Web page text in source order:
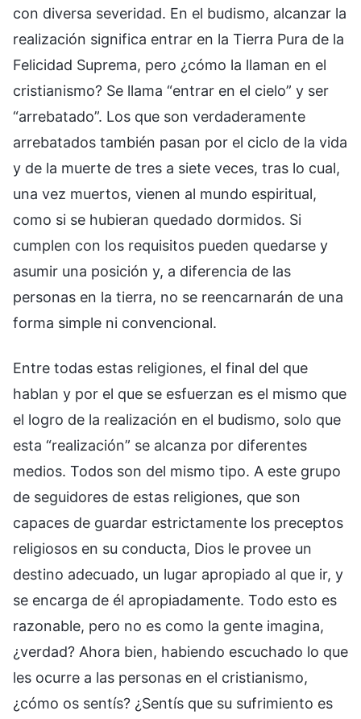
con diversa severidad. En el budismo, alcanzar la
realización significa entrar en la Tierra Pura de la
Felicidad Suprema, pero ¿cómo la llaman en el
cristianismo? Se llama “entrar en el cielo” y ser
“arrebatado”. Los que son verdaderamente
arrebatados también pasan por el ciclo de la vida
y de la muerte de tres a siete veces, tras lo cual,
una vez muertos, vienen al mundo espiritual,
como si se hubieran quedado dormidos. Si
cumplen con los requisitos pueden quedarse y
asumir una posición y, a diferencia de las
personas en la tierra, no se reencarnarán de una
forma simple ni convencional.
Entre todas estas religiones, el final del que
hablan y por el que se esfuerzan es el mismo que
el logro de la realización en el budismo, solo que
esta “realización” se alcanza por diferentes
medios. Todos son del mismo tipo. A este grupo
de seguidores de estas religiones, que son
capaces de guardar estrictamente los preceptos
religiosos en su conducta, Dios le provee un
destino adecuado, un lugar apropiado al que ir, y
se encarga de él apropiadamente. Todo esto es
razonable, pero no es como la gente imagina,
¿verdad? Ahora bien, habiendo escuchado lo que
les ocurre a las personas en el cristianismo,
¿cómo os sentís? ¿Sentís que su sufrimiento es